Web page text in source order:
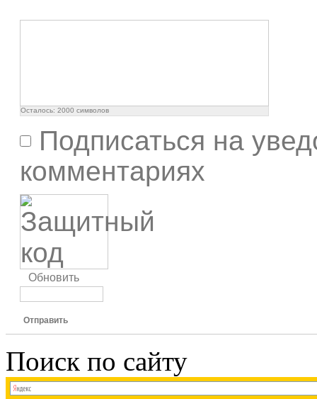
Осталось: 2000 символов
Подписаться на
комментариях
Обновить
Отправить
Поиск по сайту